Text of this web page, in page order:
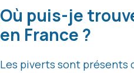
Où puis-je
en France ?
Les piverts sont présents